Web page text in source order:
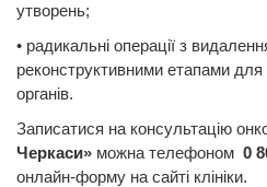
утворень;
• радикальні операції з
реконструктивними етапами
органів.
Записатися на консультацію
Черкаси» можна телефоном 0
онлайн-форму на сайті клініки.